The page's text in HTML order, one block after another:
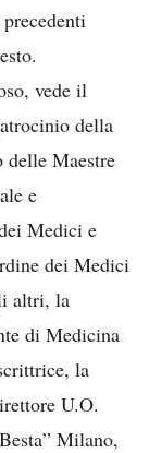
vede il
della
Maestre
e
Medici e
dei Medici
altri, la
di Medicina
la
U.O.
Milano,